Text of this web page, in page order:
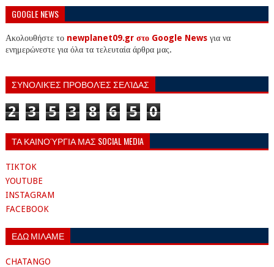
GOOGLE NEWS
Ακολουθήστε το newplanet09.gr στο Google Newsγια να
ενημερώνεστε για όλα τα τελευταία άρθρα μας.
ΣΥΝΟΛΙΚΈΣ ΠΡΟΒΟΛΈΣ ΣΕΛΊΔΑΣ
2 3 5 3 8 6 5 0
ΤΑ ΚΑΙΝΟΎΡΓΙΑ ΜΑΣ SOCIAL MEDIA
TIKTOK
YOUTUBE
INSTAGRAM
FACEBOOK
ΕΔΩ ΜΙΛΑΜΕ
CHATANGO